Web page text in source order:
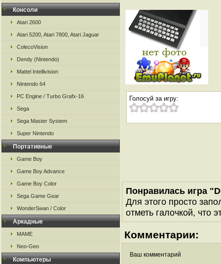
Консоли
Atari 2600
Atari 5200, Atari 7800, Atari Jaguar
ColecoVision
Dendy (Nintendo)
Mattel Intellivision
Nintendo 64
PC Engine / Turbo Grafx-16
Sega
Sega Master System
Super Nintendo
Портативные
Game Boy
Game Boy Advance
Game Boy Color
Sega Game Gear
WonderSwan / Color
Аркадные
MAME
Neo-Geo
Компьютеры
Голосуй за игру:
Понравилась игра
Для этого просто
отметь галочкой, что
Комментарии:
Ваш комментарий